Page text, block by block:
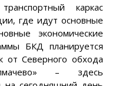
каркас
где идут основные
экономические
БКД планируется
от Северного обхода
– здесь